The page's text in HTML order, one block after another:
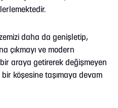
daha da genişletip,
çıkmayı ve modern
araya getirerek değişmeyen
köşesine taşımaya devam